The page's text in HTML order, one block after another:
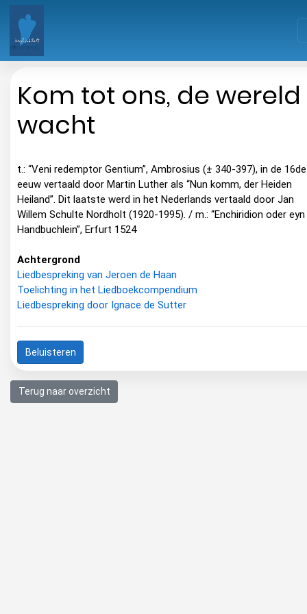
Kom tot ons, de wereld
wacht
t.: “Veni redemptor Gentium”, Ambrosius (± 340-397), in de 16de
eeuw vertaald door Martin Luther als “Nun komm, der Heiden
Heiland”. Dit laatste werd in het Nederlands vertaald door Jan
Willem Schulte Nordholt (1920-1995). / m.: “Enchiridion oder eyn
Handbuchlein”, Erfurt 1524
Achtergrond
Liedbespreking van Jeroen de Haan
Toelichting in het Liedboekcompendium
Liedbespreking door Ignace de Sutter
Beluisteren
Terug naar overzicht